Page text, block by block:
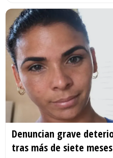
Denuncian grave
tras más de siete